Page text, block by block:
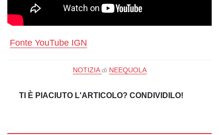
Fonte YouTube IGN
NOTIZIA di NEEQUOLA
TI È PIACIUTO L'ARTICOLO? CONDIVIDILO!